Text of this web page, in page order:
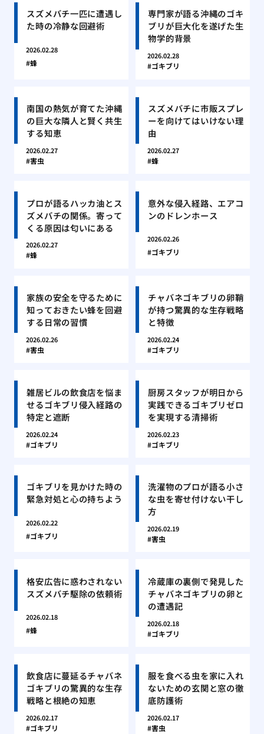
スズメバチ一匹に遭遇し
た時の冷静な回避術
2026.02.28
蜂
専門家が語る沖縄のゴキ
ブリが巨大化を遂げた生
物学的背景
2026.02.28
ゴキブリ
南国の熱気が育てた沖縄
の巨大な隣人と賢く共生
する知恵
2026.02.27
害虫
スズメバチに市販スプレ
ーを向けてはいけない理
由
2026.02.27
蜂
プロが語るハッカ油とス
ズメバチの関係。寄って
くる原因は匂いにある
2026.02.27
蜂
意外な侵入経路、エアコ
ンのドレンホース
2026.02.26
ゴキブリ
家族の安全を守るために
知っておきたい蜂を回避
する日常の習慣
2026.02.26
害虫
チャバネゴキブリの卵鞘
が持つ驚異的な生存戦略
と特徴
2026.02.24
ゴキブリ
雑居ビルの飲食店を悩ま
せるゴキブリ侵入経路の
特定と遮断
2026.02.24
ゴキブリ
厨房スタッフが明日から
実践できるゴキブリゼロ
を実現する清掃術
2026.02.23
ゴキブリ
ゴキブリを見かけた時の
緊急対処と心の持ちよう
2026.02.22
ゴキブリ
洗濯物のプロが語る小さ
な虫を寄せ付けない干し
方
2026.02.19
害虫
格安広告に惑わされない
スズメバチ駆除の依頼術
2026.02.18
蜂
冷蔵庫の裏側で発見した
チャバネゴキブリの卵と
の遭遇記
2026.02.18
ゴキブリ
飲食店に蔓延るチャバネ
ゴキブリの驚異的な生存
戦略と根絶の知恵
2026.02.17
ゴキブリ
服を食べる虫を家に入れ
ないための玄関と窓の徹
底防護術
2026.02.17
害虫